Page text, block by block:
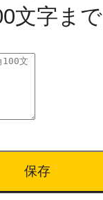
文字まで
保存